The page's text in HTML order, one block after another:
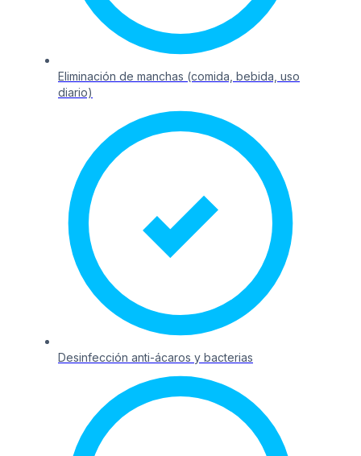
Eliminación de manchas (comida, bebida, uso
diario)
Desinfección anti-ácaros y bacterias